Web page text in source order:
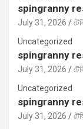
spingranny
July 31, 2026
Uncategorized
spingranny
July 31, 2026
Uncategorized
spingranny
July 31, 2026